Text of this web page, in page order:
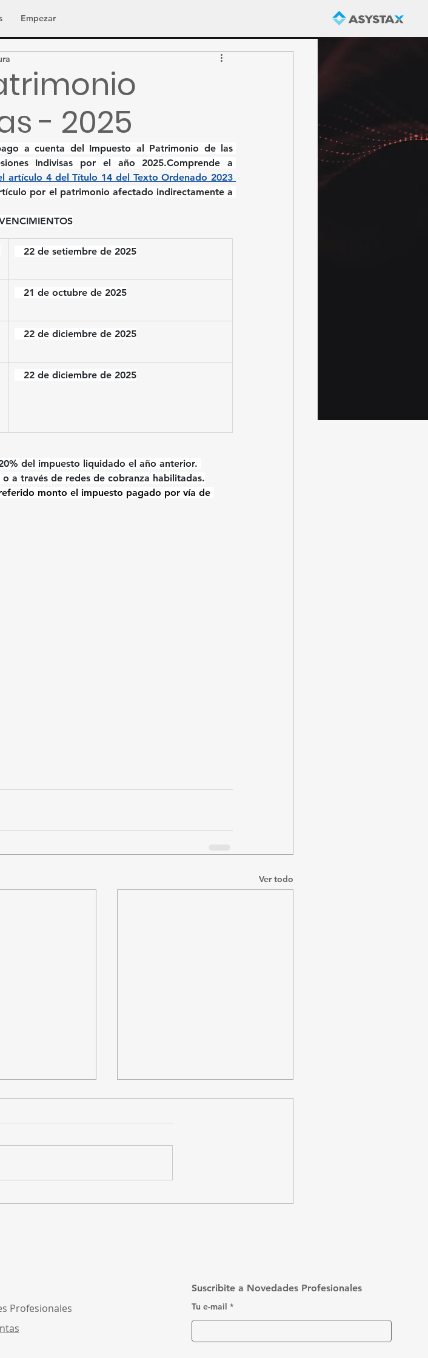
Empezar
- 2025
a cuenta del Impuesto al Patrimonio de las
Indivisas por el año 2025.Comprende a
artículo 4 del Título 14 del Texto Ordenado 2023
por el patrimonio afectado indirectamente a
22 de setiembre de 2025
21 de octubre de 2025
22 de diciembre de 2025
22 de diciembre de 2025
del impuesto liquidado el año anterior.
a través de redes de cobranza habilitadas.
monto el impuesto pagado por vía de
Ver todo
de
¿Cómo funciona el IRPF
Profesionales
Tu e-mail
Suscribite a Novedades Profesionales